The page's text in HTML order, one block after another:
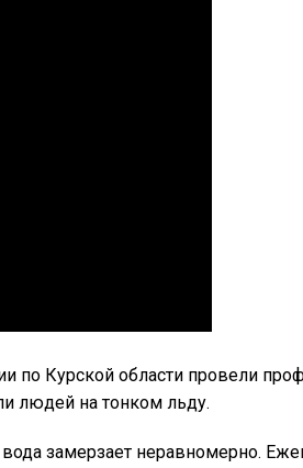
Курской области провели
людей на тонком льду.
замерзает неравномерно.